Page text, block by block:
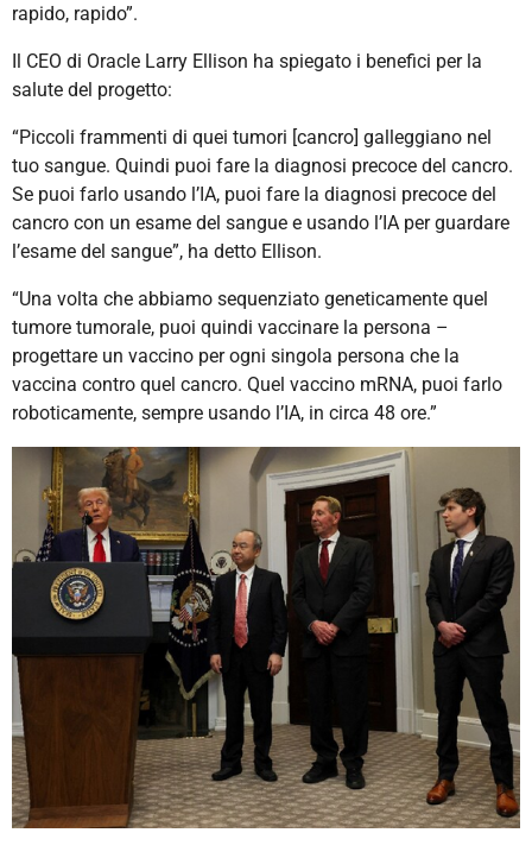
rapido, rapido”.
Il CEO di Oracle Larry Ellison ha spiegato i benefici per la
salute del progetto:
“Piccoli frammenti di quei tumori [cancro] galleggiano nel
tuo sangue. Quindi puoi fare la diagnosi precoce del cancro.
Se puoi farlo usando l’IA, puoi fare la diagnosi precoce del
cancro con un esame del sangue e usando l’IA per guardare
l’esame del sangue”, ha detto Ellison.
“Una volta che abbiamo sequenziato geneticamente quel
tumore tumorale, puoi quindi vaccinare la persona –
progettare un vaccino per ogni singola persona che la
vaccina contro quel cancro. Quel vaccino mRNA, puoi farlo
roboticamente, sempre usando l’IA, in circa 48 ore.”